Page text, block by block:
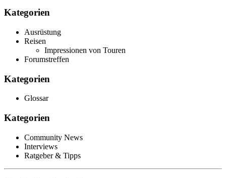
Kategorien
Ausrüstung
Reisen
Impressionen von Touren
Forumstreffen
Kategorien
Glossar
Kategorien
Community News
Interviews
Ratgeber & Tipps